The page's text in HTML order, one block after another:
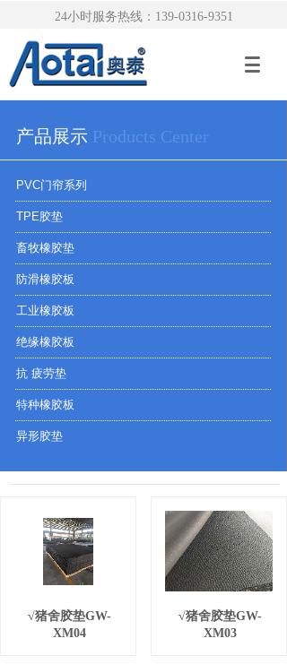
24小时服务热线：139-0316-9351
PVC门帘系列
TPE胶垫
畜牧橡胶垫
防滑橡胶板
工业橡胶板
绝缘橡胶板
抗 疲劳垫
特种橡胶板
异形胶垫
Products Center
产品展示
√猪舍胶垫GW-
XM04
√猪舍胶垫GW-
XM03